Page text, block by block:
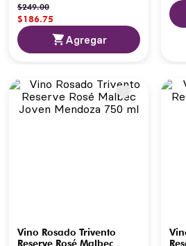
$249.00
$186.75
Agregar
Vino Rosado Trivento
Reserve Rosé Malbec